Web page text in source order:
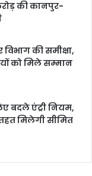
की कानपुर-
की समीक्षा,
को मिले सम्मान
बदले एंट्री नियम,
मिलेगी सीमित